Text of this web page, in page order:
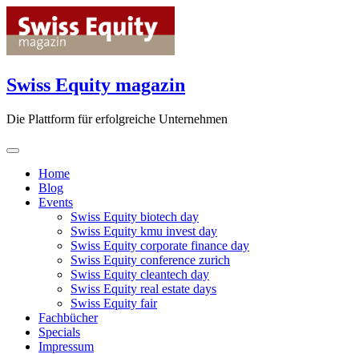
content
Swiss Equity magazin
Die Plattform für erfolgreiche Unternehmen
Home
Blog
Events
Swiss Equity biotech day
Swiss Equity kmu invest day
Swiss Equity corporate finance day
Swiss Equity conference zurich
Swiss Equity cleantech day
Swiss Equity real estate days
Swiss Equity fair
Fachbücher
Specials
Impressum